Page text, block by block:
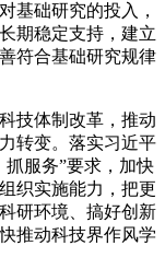
基础研究的投入，
期稳定支持，建立
符合基础研究规律
技体制改革，推动
转变。落实习近平
服务”要求，加快
织实施能力，把更
研环境、搞好创新
推动科技界作风学